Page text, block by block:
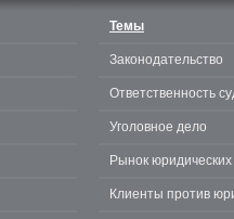
Темы
Законодательство
Ответственность
Уголовное дело
Рынок юридических
Клиенты против